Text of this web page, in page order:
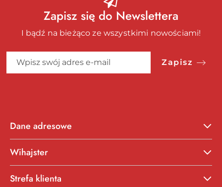
Zapisz się do Newslettera
I bądź na bieżąco ze wszystkimi nowościami!
Zapisz
Dane adresowe
Wihajster
Strefa klienta